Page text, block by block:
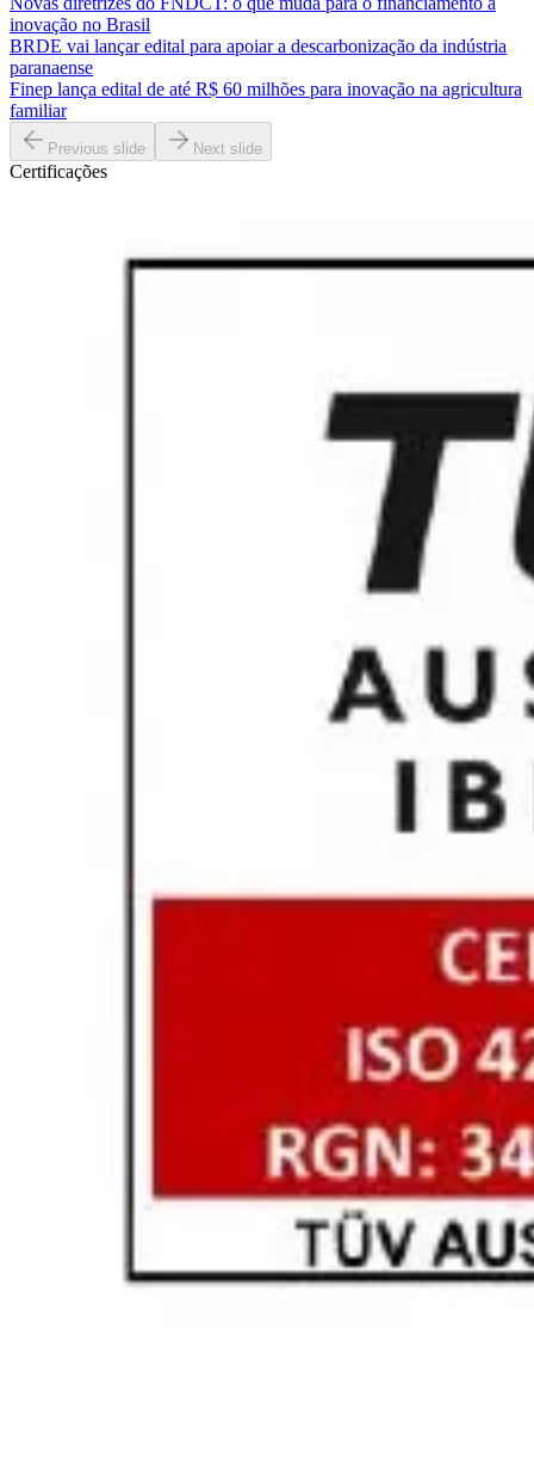
inovação no Brasil
BRDE vai lançar edital para apoiar a descarbonização da indústria
paranaense
Finep lança edital de até R$ 60 milhões para inovação na agricultura
familiar
Previous slide Next slide
Certificações